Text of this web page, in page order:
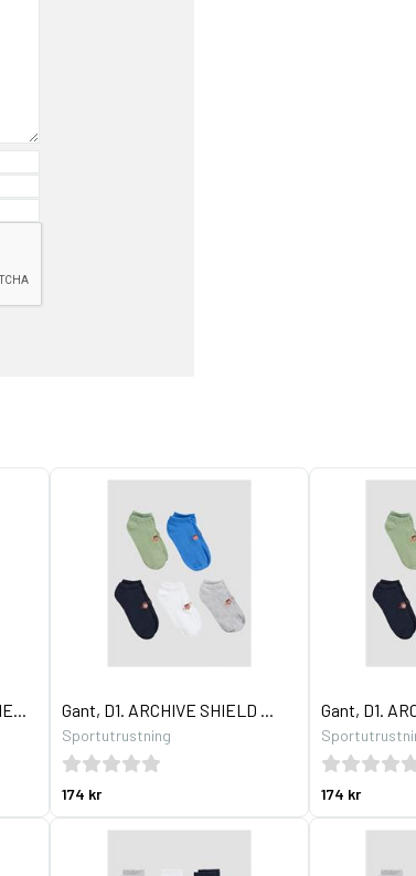
Gant, D1. ARCHIVE SHIELD ...
Sportutrustning
174 kr
Gant, D1.
174 kr